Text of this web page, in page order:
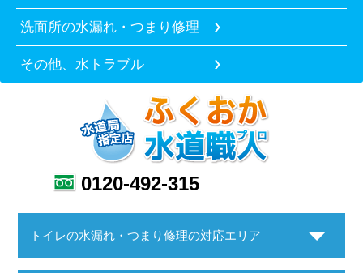
洗面所の水漏れ・つまり修理
その他、水トラブル
0120-492-315
トイレの水漏れ・つまり修理の対応エリア